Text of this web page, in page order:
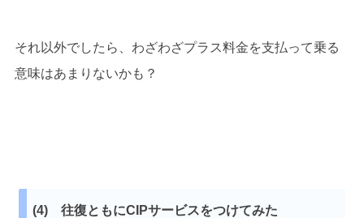
それ以外でしたら、わざわざプラス料金を支払って乗る
意味はあまりないかも？
(4) 往復ともにCIPサービスをつけてみた